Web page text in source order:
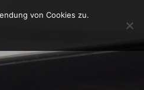
von Cookies zu.